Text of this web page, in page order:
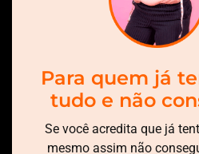
Para quem já
tudo e não
Se você acredita que já
mesmo assim não